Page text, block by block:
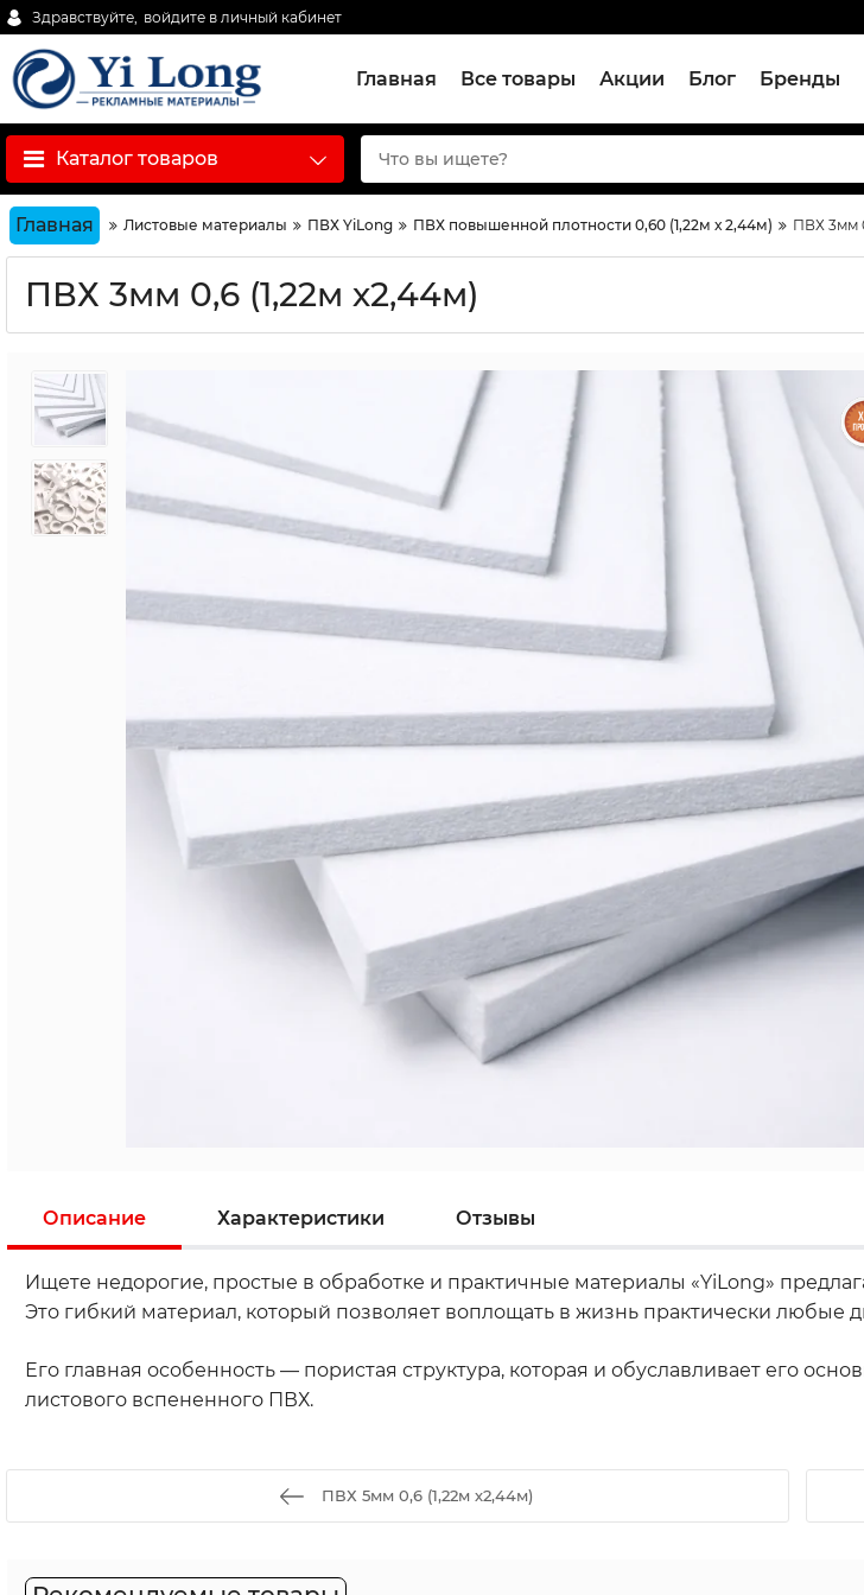
Здравствуйте, войдите в личный кабинет
Главная Все товары Акции Блог Бренды
Каталог товаров
Главная Листовые материалы ПВХ YiLong ПВХ повышенной плотности 0,60 (1,22м х 2,44м) ПВХ 3мм
ПВХ 3мм 0,6 (1,22м х2,44м)
Описание Характеристики Отзывы
Ищете недорогие, простые в обработке и практичные материалы «YiLong»
Это гибкий материал, который позволяет воплощать в жизнь практически любые
Его главная особенность — пористая структура, которая и обуславливает его
листового вспененного ПВХ.
ПВХ 5мм 0,6 (1,22м х2,44м)